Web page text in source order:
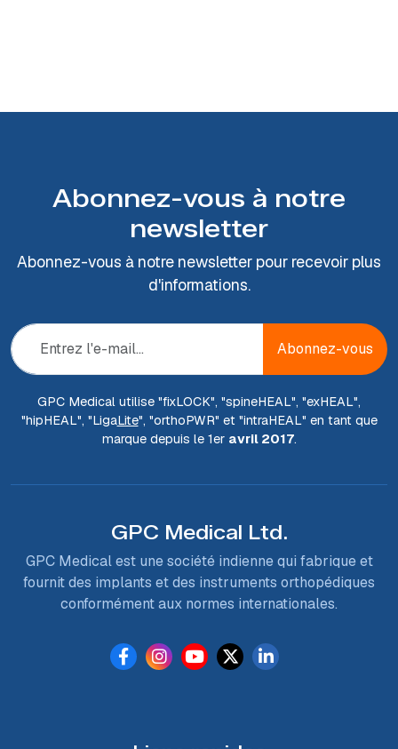
Abonnez-vous à notre
newsletter
Abonnez-vous à notre newsletter pour recevoir plus
d'informations.
Abonnez-vous
GPC Medical utilise "fixLOCK", "spineHEAL", "exHEAL",
"hipHEAL", "LigaLite", "orthoPWR" et "intraHEAL" en tant que
marque depuis le 1er avril 2017.
GPC Medical Ltd.
GPC Medical est une société indienne qui fabrique et
fournit des implants et des instruments orthopédiques
conformément aux normes internationales.